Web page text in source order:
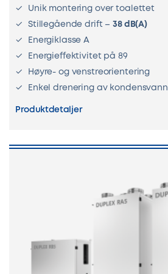
Unik montering over toalettet
Stillegående drift –38 dB(A)
Energiklasse A
Energieffektivitet på 89
Høyre- og venstreorientering
Enkel drenering av kondensvann
Produktdetaljer